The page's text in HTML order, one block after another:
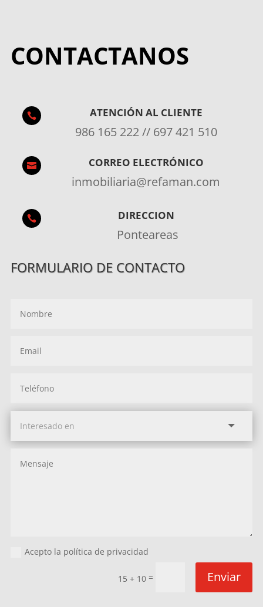
CONTACTANOS
 ATENCIÓN AL CLIENTE
986 165 222 // 697 421 510
 CORREO ELECTRÓNICO
inmobiliaria@refaman.com
 DIRECCION
Ponteareas
FORMULARIO DE CONTACTO
Acepto la política de privacidad
15 + 10 = Enviar